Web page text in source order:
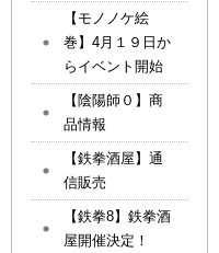
【モノノケ絵
巻】4月１９日か
らイベント開始
【陰陽師０】商
品情報
【鉄拳酒屋】通
信販売
【鉄拳8】鉄拳酒
屋開催決定！